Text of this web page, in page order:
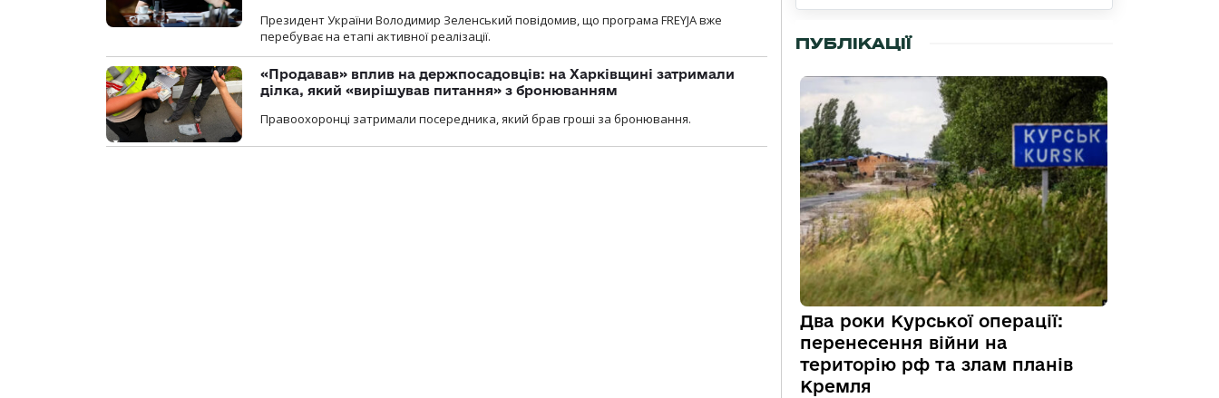
Президент України Володимир Зеленський повідомив, що програма FREYJA вже
перебуває на етапі активної реалізації.
«Продавав» вплив на держпосадовців: на Харківщині затримали
ділка, який «вирішував питання» з бронюванням
Правоохоронці затримали посередника, який брав гроші за бронювання.
ПУБЛІКАЦІЇ
Два роки Курської операції:
перенесення війни на
територію рф та злам планів
Кремля